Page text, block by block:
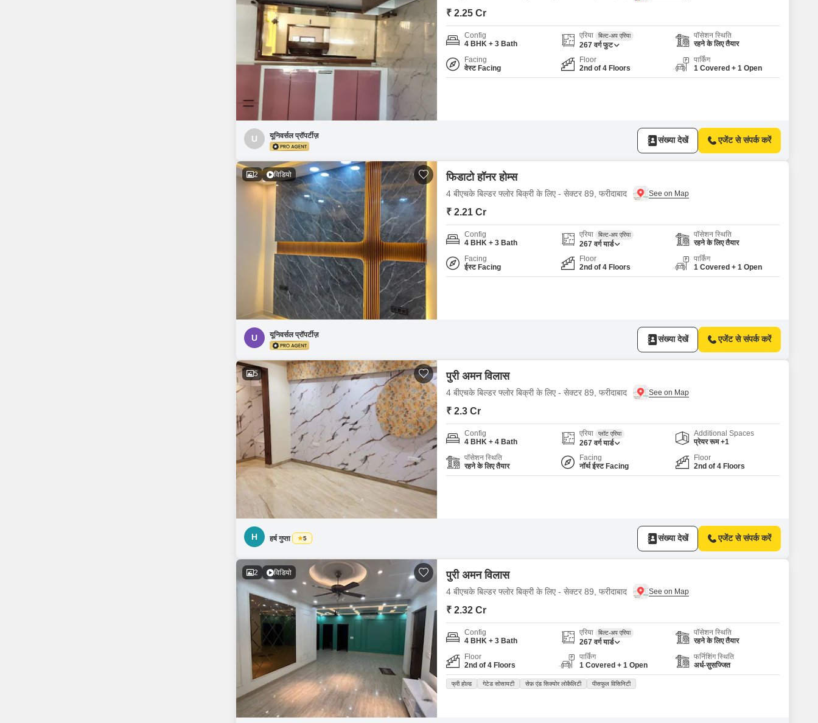
₹ 2.25 Cr
Config
4 BHK + 3 Bath
एरिया बिल्ट-अप एरिया
267 वर्ग फुट
पॉसेशन स्थिति
रहने के लिए तैयार
Facing
वेस्ट Facing
Floor
2nd of 4 Floors
पार्किंग
1 Covered + 1 Open
U यूनिवर्सल प्रॉपर्टीज़ संख्या देखें एजेंट से संपर्क करें
2 विडियो फिडाटो हॉनर होम्स
4 बीएचके बिल्डर फ्लोर बिक्री के लिए - सेक्टर 89, फरीदाबाद
₹ 2.21 Cr
Config
4 BHK + 3 Bath
एरिया बिल्ट-अप एरिया
267 वर्ग यार्ड
पॉसेशन स्थिति
रहने के लिए तैयार
Facing
ईस्ट Facing
Floor
2nd of 4 Floors
पार्किंग
1 Covered + 1 Open
U यूनिवर्सल प्रॉपर्टीज़ संख्या देखें एजेंट से संपर्क करें
5 पुरी अमन विलास
4 बीएचके बिल्डर फ्लोर बिक्री के लिए - सेक्टर 89, फरीदाबाद
₹ 2.3 Cr
Config
4 BHK + 4 Bath
एरिया प्लॉट एरिया
267 वर्ग यार्ड
Additional Spaces
प्रेयर रूम +1
पॉसेशन स्थिति
रहने के लिए तैयार
Facing
नॉर्थ ईस्ट Facing
Floor
2nd of 4 Floors
H हर्ष गुप्ता 5 संख्या देखें एजेंट से संपर्क करें
2 विडियो पुरी अमन विलास
4 बीएचके बिल्डर फ्लोर बिक्री के लिए - सेक्टर 89, फरीदाबाद
₹ 2.32 Cr
Config
4 BHK + 3 Bath
एरिया बिल्ट-अप एरिया
267 वर्ग यार्ड
पॉसेशन स्थिति
रहने के लिए तैयार
Floor
2nd of 4 Floors
पार्किंग
1 Covered + 1 Open
फर्निशिंग स्थिति
अर्ध-सुसज्जित
फ्री होल्ड गेटेड सोसायटी सेफ़ एंड सिक्योर लोकैलिटी पीसफुल विसिनिटी